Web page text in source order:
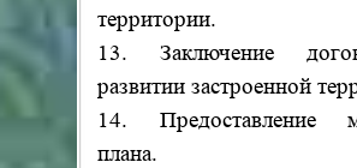
территории.
13. Заключение
развитии застроенной
14. Предоставление
плана.